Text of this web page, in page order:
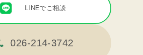
LINEでご相談
026-214-3742